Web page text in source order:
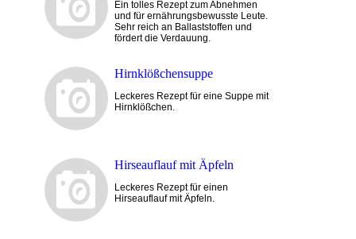
Ein tolles Rezept zum Abnehmen
und für ernährungsbewusste Leute.
Sehr reich an Ballaststoffen und
fördert die Verdauung.
Hirnklößchensuppe
Leckeres Rezept für eine Suppe mit
Hirnklößchen.
Hirseauflauf mit Äpfeln
Leckeres Rezept für einen
Hirseauflauf mit Äpfeln.